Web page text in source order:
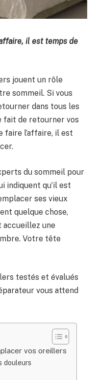
il est temps de
jouent un rôle
sommeil. Si vous
dans tous les
fait de retourner vos
faire l’affaire, il est
du sommeil pour
indiquent qu’il est
ses vieux
quelque chose,
une
Votre tête
testés et évalués
vous attend
vos oreillers
douleurs